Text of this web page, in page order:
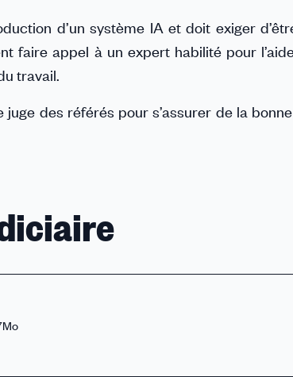
d’un système IA et doit exiger
faire appel à un expert habilité pour
travail.
des référés pour s’assurer de la